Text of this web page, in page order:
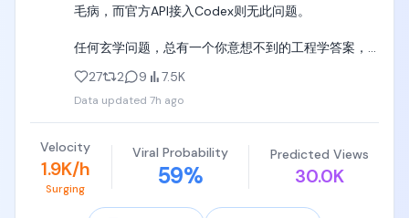
毛病，而官方API接入Codex则无此问题。
任何玄学问题，总有一个你意想不到的工程学答案，
然后这当然也有更好的工程方法来解决。
27 2 9 7.5K
Data updated 7h ago
Velocity
1.9K/h
Surging
Viral Probability
59%
Predicted Views
30.0K